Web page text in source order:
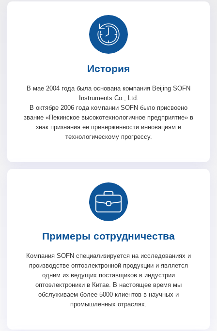
История
В мае 2004 года была основана компания Beijing SOFN
Instruments Co., Ltd.
В октябре 2006 года компании SOFN было присвоено
звание «Пекинское высокотехнологичное предприятие» в
знак признания ее приверженности инновациям и
технологическому прогрессу.
Примеры сотрудничества
Компания SOFN специализируется на исследованиях и
производстве оптоэлектронной продукции и является
одним из ведущих поставщиков в индустрии
оптоэлектроники в Китае. В настоящее время мы
обслуживаем более 5000 клиентов в научных и
промышленных отраслях.